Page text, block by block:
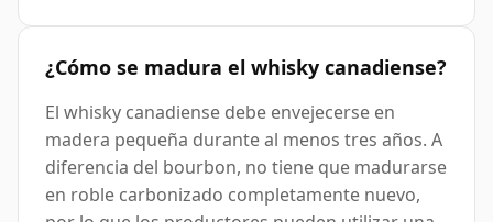
¿Cómo se madura el whisky canadiense?
El whisky canadiense debe envejecerse en
madera pequeña durante al menos tres años. A
diferencia del bourbon, no tiene que madurarse
en roble carbonizado completamente nuevo,